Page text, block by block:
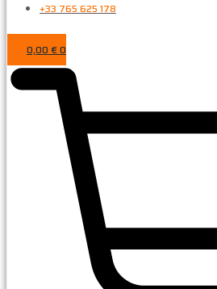
+33 765 625 178
0,00 €0